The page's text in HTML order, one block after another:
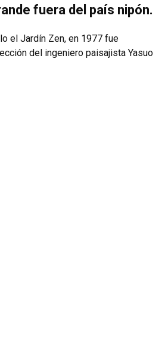
fuera del país nipón.
el Jardín Zen, en 1977 fue
del ingeniero paisajista Yasuo